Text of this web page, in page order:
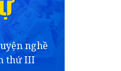
nghề
thứ III